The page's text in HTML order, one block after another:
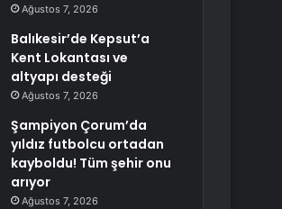
Ağustos 7, 2026
Balıkesir’de Kepsut’a
Kent Lokantası ve
altyapı desteği
Ağustos 7, 2026
Şampiyon Çorum’da
yıldız futbolcu ortadan
kayboldu! Tüm şehir onu
arıyor
Ağustos 7, 2026